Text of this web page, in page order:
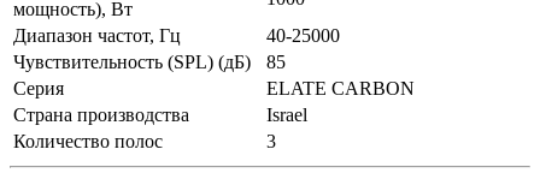
мощность), Вт
Диапазон частот, Гц
40-25000
Чувствительность (SPL) (дБ)
85
Серия
ELATE CARBON
Страна производства
Israel
Количество полос
3